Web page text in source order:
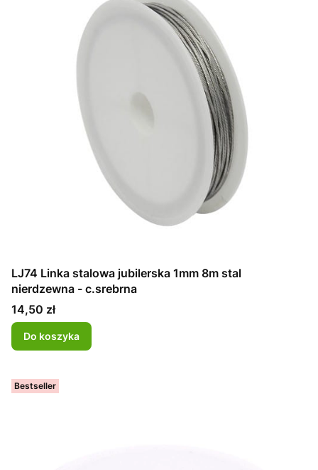
LJ74 Linka stalowa jubilerska 1mm 8m stal
nierdzewna - c.srebrna
Cena
14,50 zł
Do koszyka
Bestseller